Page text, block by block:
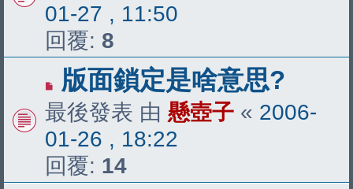
01-27 , 11:50
回覆: 8
版面鎖定是啥意思?
最後發表 由 懸壺子 « 2006-
01-26 , 18:22
回覆: 14